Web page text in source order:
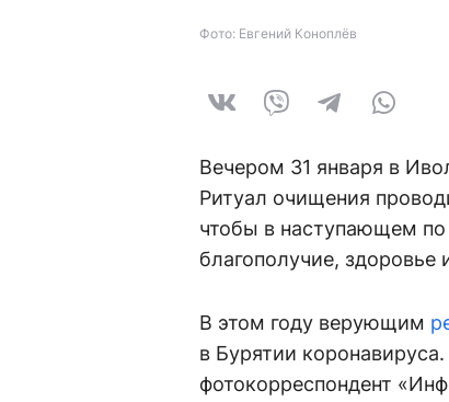
Фото: Евгений Коноплёв
Вечером 31 января в
Ритуал очищения
чтобы в наступающем
благополучие, здоровье
В этом году верующим
в Бурятии
фотокорреспондент